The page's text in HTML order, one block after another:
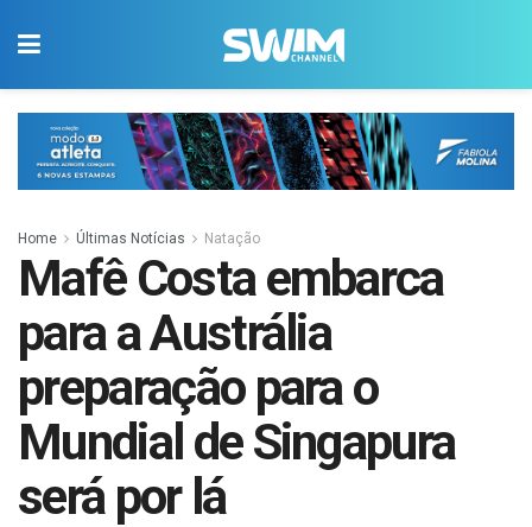
Home Últimas Notícias Natação
Mafê Costa embarca
para a Austrália
preparação para o
Mundial de Singapura
será por lá